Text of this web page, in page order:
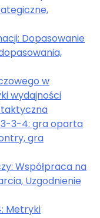
Dopasowanie
w
wydajności
3-3-4: gra oparta
gra
Współpraca na
Uzgodnienie
Metryki